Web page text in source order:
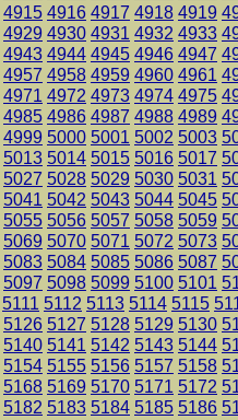
4915 4916 4917 4918 4919
4929 4930 4931 4932 4933
4943 4944 4945 4946 4947
4957 4958 4959 4960 4961
4971 4972 4973 4974 4975
4985 4986 4987 4988 4989
4999 5000 5001 5002 5003
5013 5014 5015 5016 5017
5027 5028 5029 5030 5031
5041 5042 5043 5044 5045
5055 5056 5057 5058 5059
5069 5070 5071 5072 5073
5083 5084 5085 5086 5087
5097 5098 5099 5100 5101
5111 5112 5113 5114 5115
5126 5127 5128 5129 5130
5140 5141 5142 5143 5144
5154 5155 5156 5157 5158
5168 5169 5170 5171 5172
5182 5183 5184 5185 5186